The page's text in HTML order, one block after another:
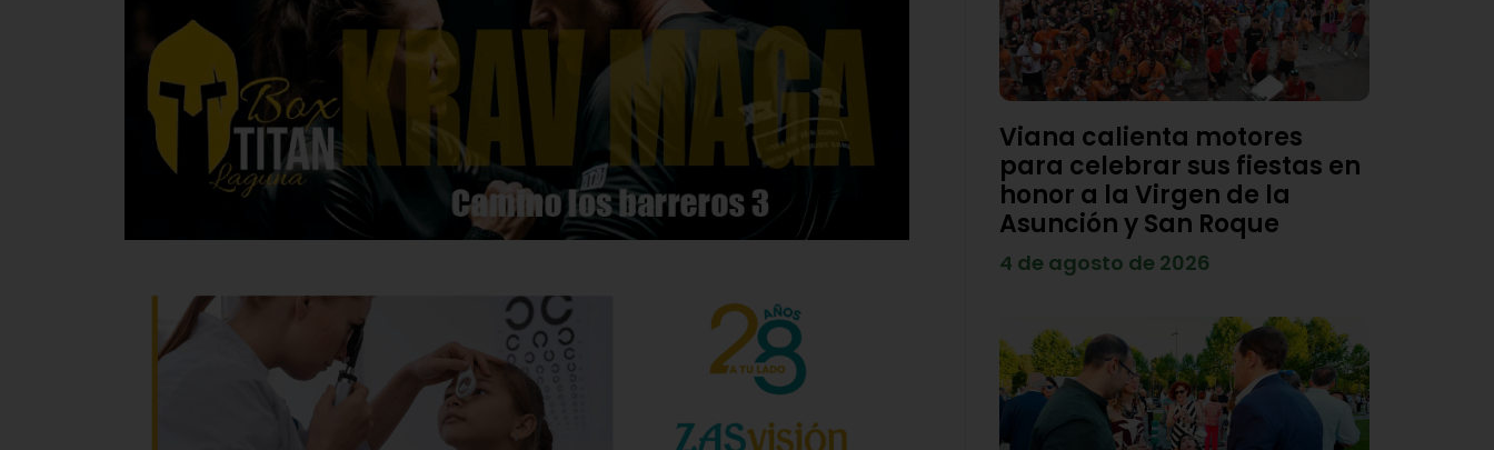
Viana calienta motores
para celebrar sus fiestas en
honor a la Virgen de la
Asunción y San Roque
4 de agosto de 2026